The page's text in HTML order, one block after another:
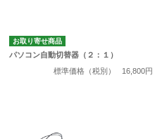
お取り寄せ商品
パソコン自動切替器（２：１）
標準価格（税別）
16,800円